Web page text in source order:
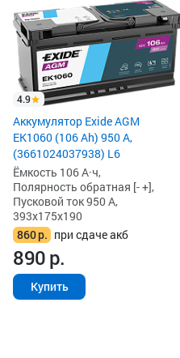
4.9
Аккумулятор Exide AGM
EK1060 (106 Ah) 950 А,
(3661024037938) L6
Ёмкость 106 А·ч,
Полярность обратная [- +],
Пусковой ток 950 А,
393x175x190
860р. при сдаче акб
890р.
Купить